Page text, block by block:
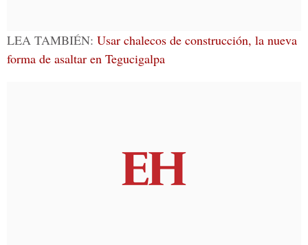
LEA TAMBIÉN: Usar chalecos de construcción, la nueva
forma de asaltar en Tegucigalpa